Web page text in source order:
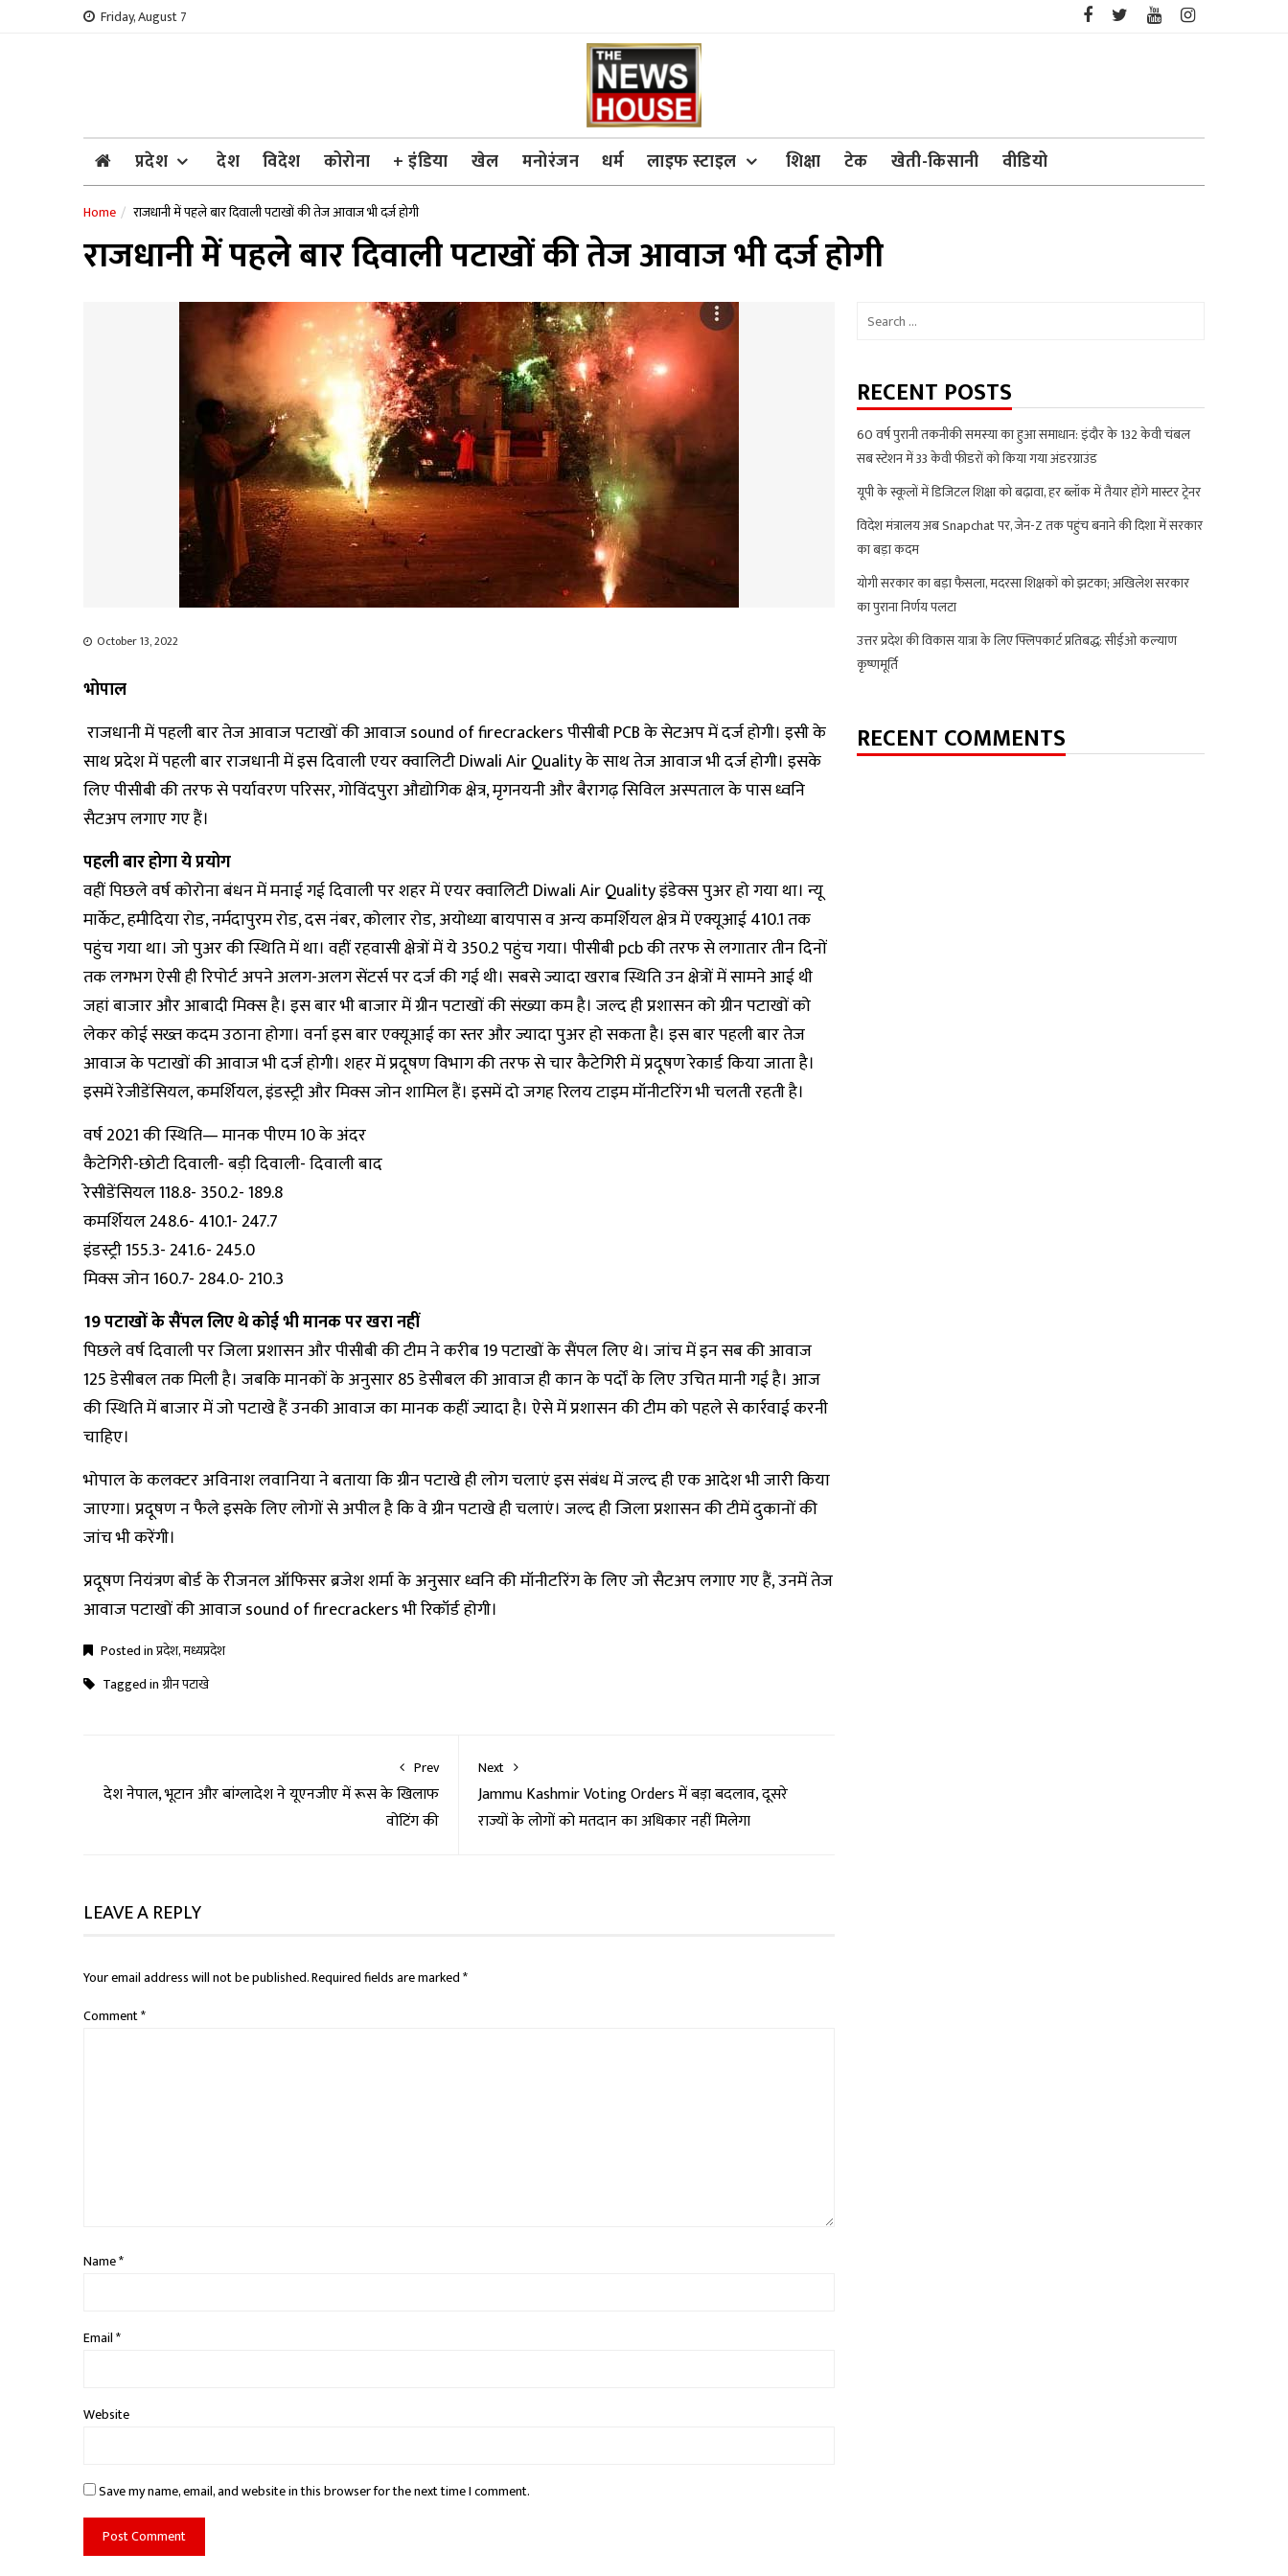
Friday, August 7
प्रदेश देश विदेश कोरोना + इंडिया खेल मनोरंजन धर्म लाइफ स्टाइल शिक्षा टेक खेती-किसानी वीडियो
Home राजधानी में पहले बार दिवाली पटाखों की तेज आवाज भी दर्ज होगी
राजधानी में पहले बार दिवाली पटाखों की तेज आवाज भी दर्ज होगी
October 13, 2022
भोपाल
राजधानी में पहली बार तेज आवाज पटाखों की आवाज sound of firecrackers पीसीबी PCB के सेटअप में दर्ज होगी। इसी के
साथ प्रदेश में पहली बार राजधानी में इस दिवाली एयर क्वालिटी Diwali Air Quality के साथ तेज आवाज भी दर्ज होगी। इसके
लिए पीसीबी की तरफ से पर्यावरण परिसर, गोविंदपुरा औद्योगिक क्षेत्र, मृगनयनी और बैरागढ़ सिविल अस्पताल के पास ध्वनि
सैटअप लगाए गए हैं।
पहली बार होगा ये प्रयोग
वहीं पिछले वर्ष कोरोना बंधन में मनाई गई दिवाली पर शहर में एयर क्वालिटी Diwali Air Quality इंडेक्स पुअर हो गया था। न्यू
मार्केट, हमीदिया रोड, नर्मदापुरम रोड, दस नंबर, कोलार रोड, अयोध्या बायपास व अन्य कमर्शियल क्षेत्र में एक्यूआई 410.1 तक
पहुंच गया था। जो पुअर की स्थिति में था। वहीं रहवासी क्षेत्रों में ये 350.2 पहुंच गया। पीसीबी pcb की तरफ से लगातार तीन दिनों
तक लगभग ऐसी ही रिपोर्ट अपने अलग-अलग सेंटर्स पर दर्ज की गई थी। सबसे ज्यादा खराब स्थिति उन क्षेत्रों में सामने आई थी
जहां बाजार और आबादी मिक्स है। इस बार भी बाजार में ग्रीन पटाखों की संख्या कम है। जल्द ही प्रशासन को ग्रीन पटाखों को
लेकर कोई सख्त कदम उठाना होगा। वर्ना इस बार एक्यूआई का स्तर और ज्यादा पुअर हो सकता है। इस बार पहली बार तेज
आवाज के पटाखों की आवाज भी दर्ज होगी। शहर में प्रदूषण विभाग की तरफ से चार कैटेगिरी में प्रदूषण रेकार्ड किया जाता है।
इसमें रेजीडेंसियल, कमर्शियल, इंडस्ट्री और मिक्स जोन शामिल हैं। इसमें दो जगह रिलय टाइम मॉनीटरिंग भी चलती रहती है।
वर्ष 2021 की स्थिति— मानक पीएम 10 के अंदर
कैटेगिरी-छोटी दिवाली- बड़ी दिवाली- दिवाली बाद
रेसीडेंसियल 118.8- 350.2- 189.8
कमर्शियल 248.6- 410.1- 247.7
इंडस्ट्री 155.3- 241.6- 245.0
मिक्स जोन 160.7- 284.0- 210.3
19 पटाखों के सैंपल लिए थे कोई भी मानक पर खरा नहीं
पिछले वर्ष दिवाली पर जिला प्रशासन और पीसीबी की टीम ने करीब 19 पटाखों के सैंपल लिए थे। जांच में इन सब की आवाज
125 डेसीबल तक मिली है। जबकि मानकों के अनुसार 85 डेसीबल की आवाज ही कान के पर्दों के लिए उचित मानी गई है। आज
की स्थिति में बाजार में जो पटाखे हैं उनकी आवाज का मानक कहीं ज्यादा है। ऐसे में प्रशासन की टीम को पहले से कार्रवाई करनी
चाहिए।
भोपाल के कलक्टर अविनाश लवानिया ने बताया कि ग्रीन पटाखे ही लोग चलाएं इस संबंध में जल्द ही एक आदेश भी जारी किया
जाएगा। प्रदूषण न फैले इसके लिए लोगों से अपील है कि वे ग्रीन पटाखे ही चलाएं। जल्द ही जिला प्रशासन की टीमें दुकानों की
जांच भी करेंगी।
प्रदूषण नियंत्रण बोर्ड के रीजनल ऑफिसर ब्रजेश शर्मा के अनुसार ध्वनि की मॉनीटरिंग के लिए जो सैटअप लगाए गए हैं, उनमें तेज
आवाज पटाखों की आवाज sound of firecrackers भी रिकॉर्ड होगी।
Posted inप्रदेश,मध्यप्रदेश
Tagged inग्रीन पटाखे
Prev
देश नेपाल, भूटान और बांग्लादेश ने यूएनजीए में रूस के खिलाफ
वोटिंग की
Next
Jammu Kashmir Voting Orders में बड़ा बदलाव, दूसरे
राज्यों के लोगों को मतदान का अधिकार नहीं मिलेगा
LEAVE A REPLY
Your email address will not be published.Required fields are marked*
Comment*
Name*
Email*
Website
Save my name, email, and website in this browser for the next time I comment.
Search
RECENT POSTS
60 वर्ष पुरानी तकनीकी समस्या का हुआ समाधान: इंदौर के 132 केवी चंबल
सब स्टेशन में 33 केवी फीडरों को किया गया अंडरग्राउंड
यूपी के स्कूलों में डिजिटल शिक्षा को बढ़ावा, हर ब्लॉक में तैयार होंगे मास्टर ट्रेनर
विदेश मंत्रालय अब Snapchat पर, जेन-Z तक पहुंच बनाने की दिशा में सरकार
का बड़ा कदम
योगी सरकार का बड़ा फैसला, मदरसा शिक्षकों को झटका; अखिलेश सरकार
का पुराना निर्णय पलटा
उत्तर प्रदेश की विकास यात्रा के लिए फ्लिपकार्ट प्रतिबद्ध: सीईओ कल्याण
कृष्णमूर्ति
RECENT COMMENTS